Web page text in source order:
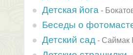
Детская йога -
Беседы о
Детский сад - Саймак